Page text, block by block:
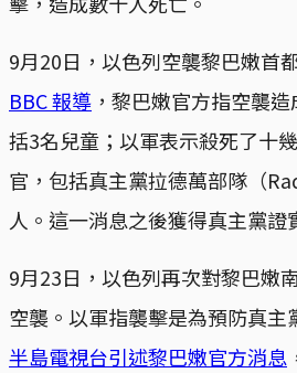
9月20日，以色列空襲黎巴嫩首
BBC 報導 ，黎巴嫩官方指空襲
括3名兒童；以軍表示殺死了十
官，包括真主黨拉德萬部隊（
人。這一消息之後獲得真主黨證
9月23日，以色列再次對黎巴嫩
空襲。以軍指襲擊是為預防真
半島電視台引述黎巴嫩官方消息